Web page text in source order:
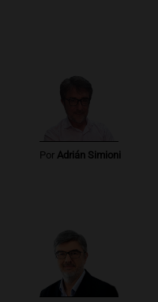
Por Adrián Simioni